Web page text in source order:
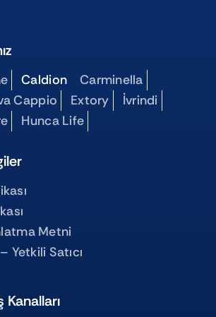
Kanalları
Caldion
Carminella
Cappio Extory
İvrindi
Hunca Life
Metni
Yetkili Satıcı